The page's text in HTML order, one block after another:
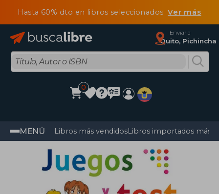
Hasta 60% dto en libros seleccionadosVer más
Enviar a
Quito, Pichincha
0
MENÚ Libros más vendidosLibros importados más